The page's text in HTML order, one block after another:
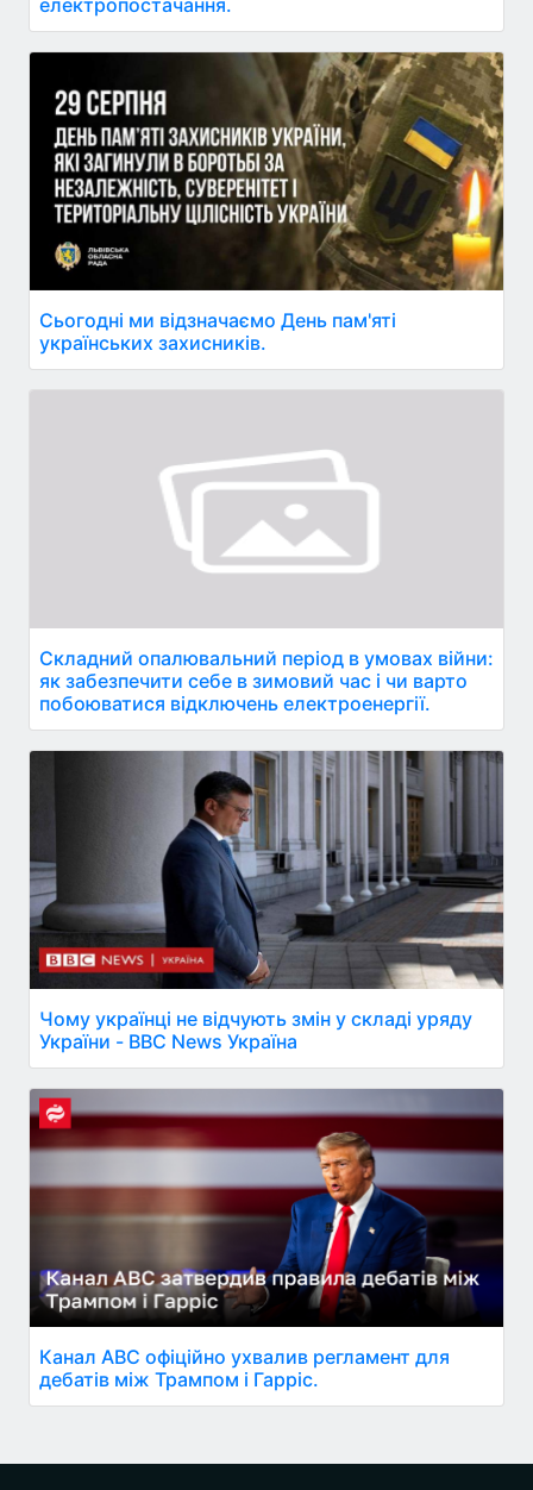
електропостачання.
Сьогодні ми відзначаємо День пам'яті
українських захисників.
Складний опалювальний період в умовах війни:
як забезпечити себе в зимовий час і чи варто
побоюватися відключень електроенергії.
Чому українці не відчують змін у складі уряду
України - BBC News Україна
Канал ABC офіційно ухвалив регламент для
дебатів між Трампом і Гарріс.